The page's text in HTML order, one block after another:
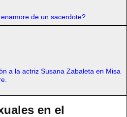
de un sacerdote?
a la actriz Susana Zabaleta en Misa
en el